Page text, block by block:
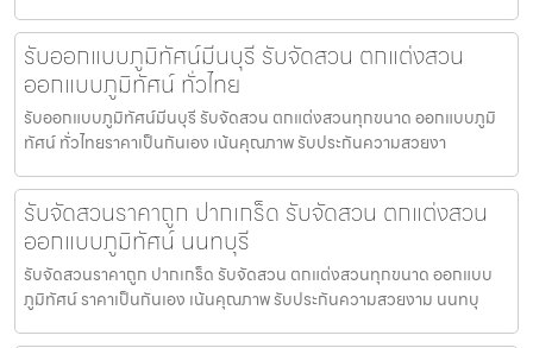
รับออกแบบภูมิทัศน์มีนบุรี รับจัดสวน ตกแต่งสวน
ออกแบบภูมิทัศน์ ทั่วไทย
รับออกแบบภูมิทัศน์มีนบุรี รับจัดสวน ตกแต่งสวนทุกขนาด ออกแบบภูมิ
ทัศน์ ทั่วไทยราคาเป็นกันเอง เน้นคุณภาพ รับประกันความสวยงา
รับจัดสวนราคาถูก ปากเกร็ด รับจัดสวน ตกแต่งสวน
ออกแบบภูมิทัศน์ นนทบุรี
รับจัดสวนราคาถูก ปากเกร็ด รับจัดสวน ตกแต่งสวนทุกขนาด ออกแบบ
ภูมิทัศน์ ราคาเป็นกันเอง เน้นคุณภาพ รับประกันความสวยงาม นนทบุ